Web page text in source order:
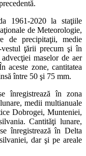
1961-2020 la staţiile
de Meteorologie,
de precipitaţii, medie
ţării precum şi în
maselor de aer
aceste zone, cantitatea
între 50 şi 75 mm.
înregistrează în zona
medii multianuale
Dobrogei, Munteniei,
Cantităţi lunare,
înregistrează în Delta
dar şi pe areale